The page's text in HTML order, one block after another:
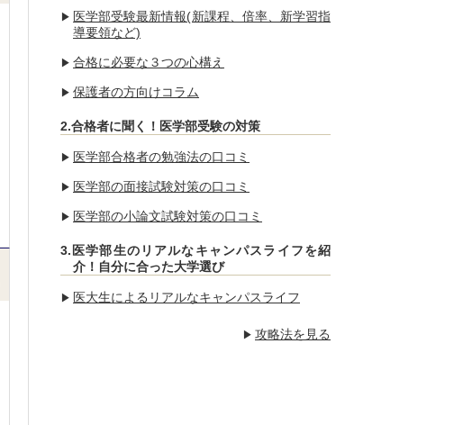
医学部受験最新情報(新課程、倍率、新学習指
導要領など)
合格に必要な３つの心構え
保護者の方向けコラム
2.合格者に聞く！医学部受験の対策
医学部合格者の勉強法の口コミ
医学部の面接試験対策の口コミ
医学部の小論文試験対策の口コミ
3.医学部生のリアルなキャンパスライフを紹
介！自分に合った大学選び
医大生によるリアルなキャンパスライフ
攻略法を見る